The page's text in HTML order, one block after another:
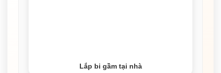
Lắp bi gầm tại nhà